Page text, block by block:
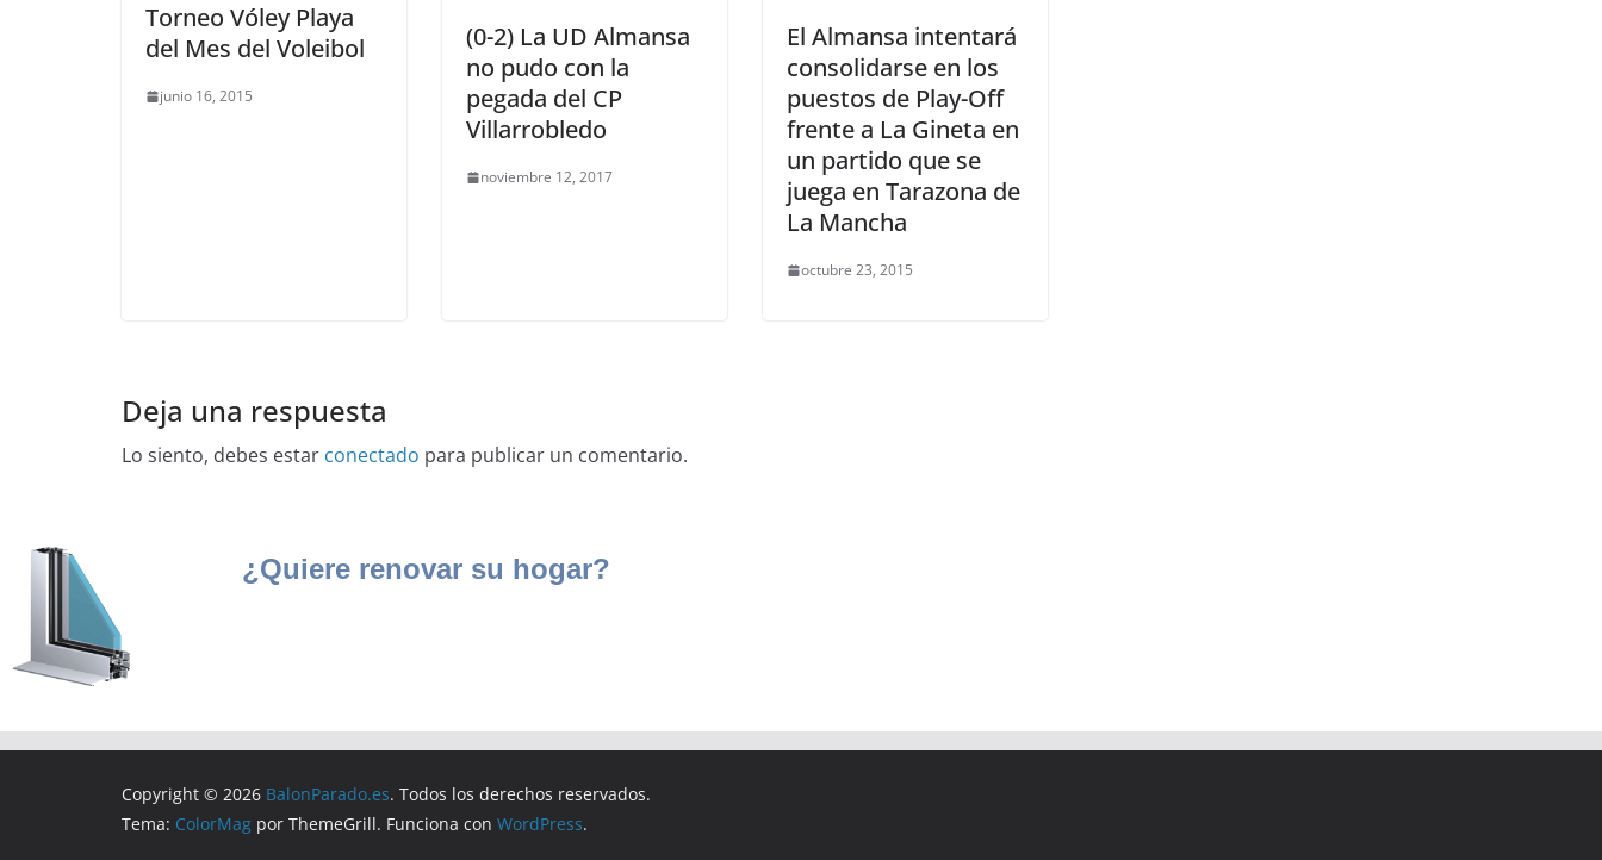
Torneo Vóley Playa
del Mes del Voleibol
junio 16, 2015
(0-2) La UD Almansa
no pudo con la
pegada del CP
Villarrobledo
noviembre 12, 2017
El Almansa intentará
consolidarse en los
puestos de Play-Off
frente a La Gineta en
un partido que se
juega en Tarazona de
La Mancha
octubre 23, 2015
Deja una respuesta
Lo siento, debes estar conectado para publicar un comentario.
Copyright © 2026 BalonParado.es. Todos los derechos reservados.
Tema: ColorMag por ThemeGrill. Funciona con WordPress.